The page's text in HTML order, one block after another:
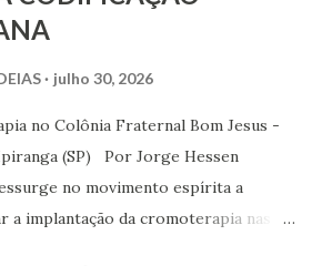
julho 30, 2026
no Colônia Fraternal Bom Jesus -
Ipiranga (SP) Por Jorge Hessen
no movimento espírita a
implantação da cromoterapia nas